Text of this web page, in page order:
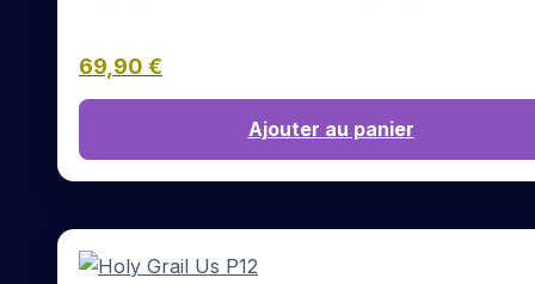
69,90 €
Ajouter au panier